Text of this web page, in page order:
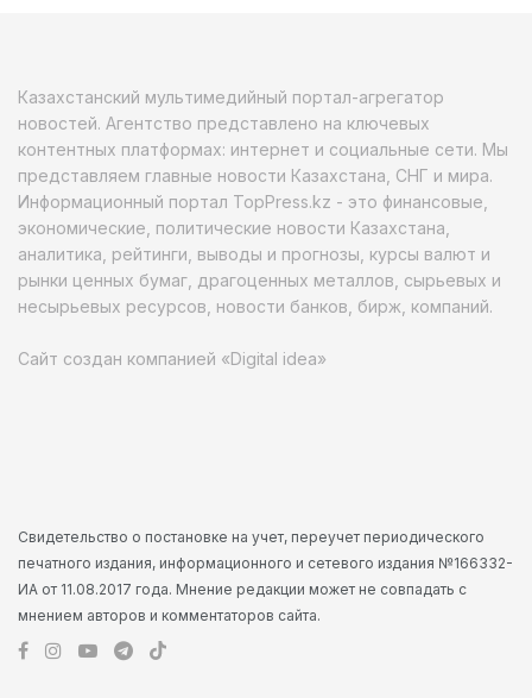
Казахстанский мультимедийный портал-агрегатор
новостей. Агентство представлено на ключевых
контентных платформах: интернет и социальные сети. Мы
представляем главные новости Казахстана, СНГ и мира.
Информационный портал TopPress.kz - это финансовые,
экономические, политические новости Казахстана,
аналитика, рейтинги, выводы и прогнозы, курсы валют и
рынки ценных бумаг, драгоценных металлов, сырьевых и
несырьевых ресурсов, новости банков, бирж, компаний.
Сайт создан компанией «Digital idea»
Свидетельство о постановке на учет, переучет периодического
печатного издания, информационного и сетевого издания №166332-
ИА от 11.08.2017 года. Мнение редакции может не совпадать с
мнением авторов и комментаторов сайта.